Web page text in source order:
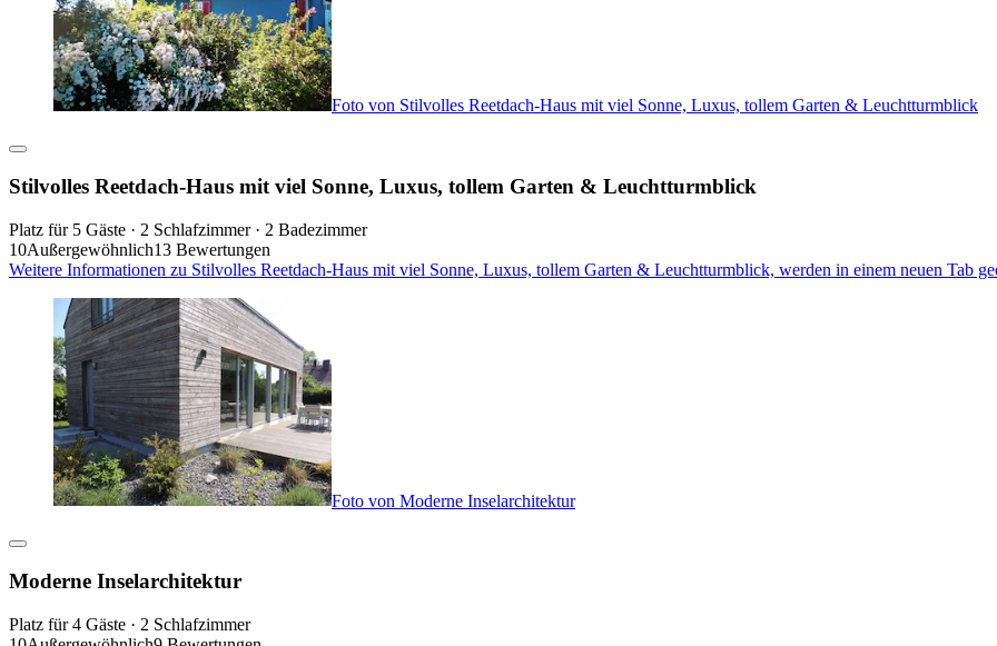
Foto von Stilvolles Reetdach-Haus mit viel Sonne, Luxus, tollem Garten & Leuchtturmblick
Stilvolles Reetdach-Haus mit viel Sonne, Luxus, tollem Garten & Leuchtturmblick
Platz für 5 Gäste · 2 Schlafzimmer · 2 Badezimmer
10Außergewöhnlich13 Bewertungen
Weitere Informationen zu Stilvolles Reetdach-Haus mit viel Sonne, Luxus, tollem Garten & Leuchtturmblick, werden in einem neuen Tab
Foto von Moderne Inselarchitektur
Moderne Inselarchitektur
Platz für 4 Gäste · 2 Schlafzimmer